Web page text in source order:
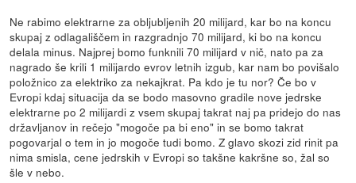
Ne rabimo elektrarne za obljubljenih 20 milijard, kar bo na koncu
skupaj z odlagališčem in razgradnjo 70 milijard, ki bo na koncu
delala minus. Najprej bomo funknili 70 milijard v nič, nato pa za
nagrado še krili 1 milijardo evrov letnih izgub, kar nam bo povišalo
položnico za elektriko za nekajkrat. Pa kdo je tu nor? Če bo v
Evropi kdaj situacija da se bodo masovno gradile nove jedrske
elektrarne po 2 milijardi z vsem skupaj takrat naj pa pridejo do nas
državljanov in rečejo "mogoče pa bi eno" in se bomo takrat
pogovarjal o tem in jo mogoče tudi bomo. Z glavo skozi zid rinit pa
nima smisla, cene jedrskih v Evropi so takšne kakršne so, žal so
šle v nebo.